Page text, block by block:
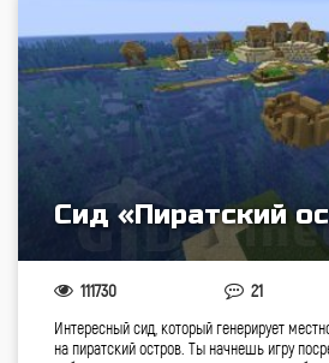
Сид «Пиратский
111730 21
Интересный сид, который генерирует
на пиратский остров. Ты начнешь игру